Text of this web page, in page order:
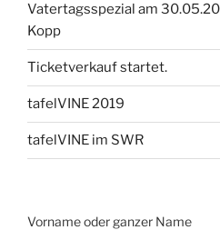
Vatertagsspezial am
Kopp
Ticketverkauf startet.
tafelVINE 2019
tafelVINE im SWR
Vorname oder ganzer Name